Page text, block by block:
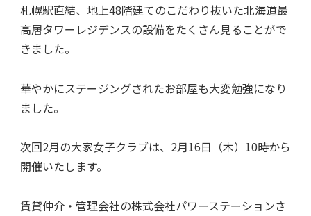
札幌駅直結、地上48階建てのこだわり抜いた北海道最
高層タワーレジデンスの設備をたくさん見ることがで
きました。
華やかにステージングされたお部屋も大変勉強になり
ました。
次回2月の大家女子クラブは、2月16日（木）10時から
開催いたします。
賃貸仲介・管理会社の株式会社パワーステーションさ